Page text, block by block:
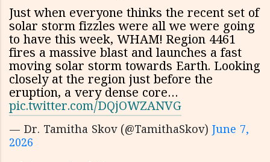
Just when everyone thinks the recent set of
solar storm fizzles were all we were going
to have this week, WHAM! Region 4461
fires a massive blast and launches a fast
moving solar storm towards Earth. Looking
closely at the region just before the
eruption, a very dense core…
pic.twitter.com/DQjOWZANVG
— Dr. Tamitha Skov (@TamithaSkov) June 7,
2026